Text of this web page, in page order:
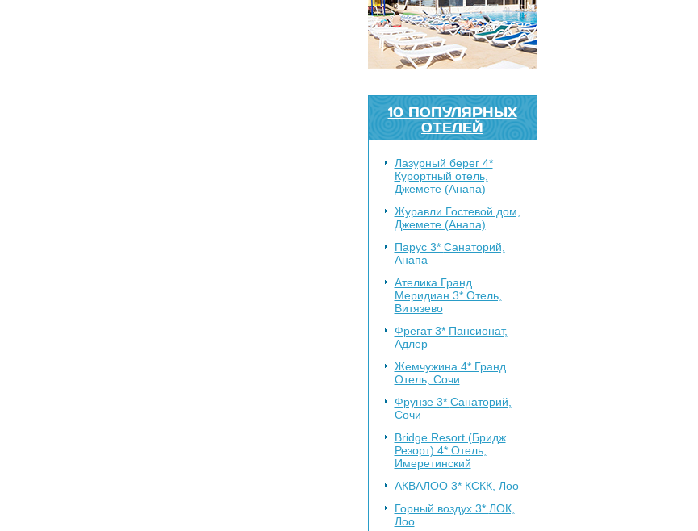
10 ПОПУЛЯРНЫХ
ОТЕЛЕЙ
Лазурный берег 4*
Курортный отель,
Джемете (Анапа)
Журавли Гостевой дом,
Джемете (Анапа)
Парус 3* Санаторий,
Анапа
Ателика Гранд
Меридиан 3* Отель,
Витязево
Фрегат 3* Пансионат,
Адлер
Жемчужина 4* Гранд
Отель, Сочи
Фрунзе 3* Санаторий,
Сочи
Bridge Resort (Бридж
Резорт) 4* Отель,
Имеретинский
АКВАЛОО 3* КСКК, Лоо
Горный воздух 3* ЛОК,
Лоо